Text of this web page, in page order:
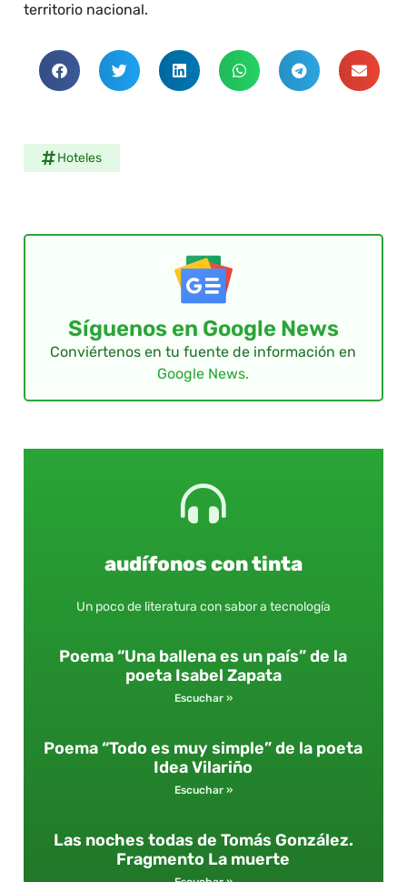
territorio nacional.
Hoteles
Síguenos en Google News
Conviértenos en tu fuente de información en
Google News.
audífonos con tinta
Un poco de literatura con sabor a tecnología
Poema “Una ballena es un país” de la
poeta Isabel Zapata
Escuchar »
Poema “Todo es muy simple” de la poeta
Idea Vilariño
Escuchar »
Las noches todas de Tomás González.
Fragmento La muerte